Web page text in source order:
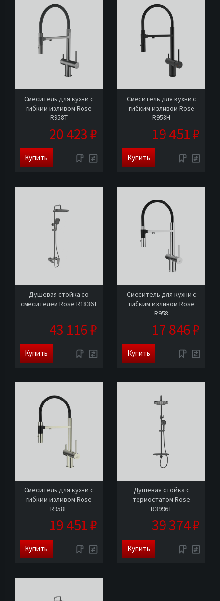
Смеситель для кухни с
гибким изливом Rose
R958T
20 423 ₽
Купить
Смеситель для кухни с
гибким изливом Rose
R958H
19 451 ₽
Купить
Душевая стойка со
смесителем Rose R1836T
43 116 ₽
Купить
Смеситель для кухни с
гибким изливом Rose
R958
17 846 ₽
Купить
Смеситель для кухни с
гибким изливом Rose
R958L
19 451 ₽
Купить
Душевая стойка с
термостатом Rose
R3996T
39 374 ₽
Купить